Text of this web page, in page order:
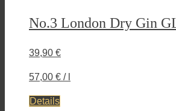
No.3 London Dry Gin
39,90 €
57,00 € /
Details